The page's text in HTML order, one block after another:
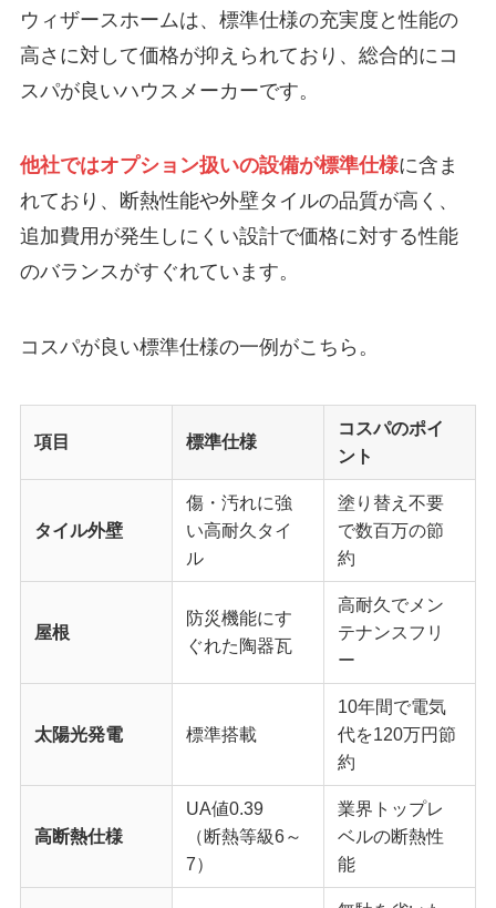
ウィザースホームは、標準仕様の充実度と性能の
高さに対して価格が抑えられており、総合的にコ
スパが良いハウスメーカーです。
他社ではオプション扱いの設備が標準仕様に含ま
れており、断熱性能や外壁タイルの品質が高く、
追加費用が発生しにくい設計で価格に対する性能
のバランスがすぐれています。
コスパが良い標準仕様の一例がこちら。
項目 標準仕様
コスパのポイ
ント
タイル外壁
傷・汚れに強
い高耐久タイ
ル
塗り替え不要
で数百万の節
約
屋根
防災機能にす
ぐれた陶器瓦
高耐久でメン
テナンスフリ
ー
太陽光発電 標準搭載
10年間で電気
代を120万円節
約
高断熱仕様
UA値0.39
（断熱等級6～
7）
業界トップレ
ベルの断熱性
能